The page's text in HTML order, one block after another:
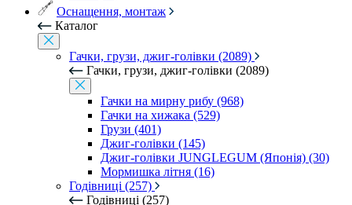
Оснащення, монтаж
Каталог
Гачки, грузи, джиг-голівки (2089)
Гачки, грузи, джиг-голівки (2089)
Гачки на мирну рибу (968)
Гачки на хижака (529)
Грузи (401)
Джиг-голівки (145)
Джиг-голівки JUNGLEGUM (Японія) (30)
Мормишка літня (16)
Годівниці (257)
Годівниці (257)